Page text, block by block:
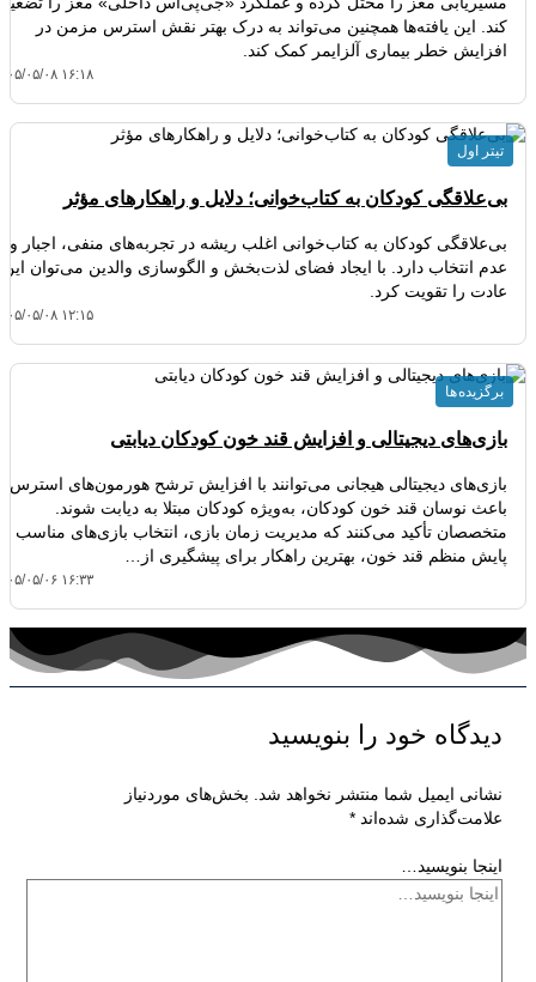
کند. این یافته‌ها همچنین می‌تواند به درک بهتر نقش استرس مزمن در
افزایش خطر بیماری آلزایمر کمک کند.
۱۴۰۵/۰۵/۰۸
بی‌علاقگی کودکان به کتاب‌خوانی؛ دلایل و راهکارهای مؤثر
بی‌علاقگی کودکان به کتاب‌خوانی اغلب ریشه در تجربه‌های منفی، اجبار و
عدم انتخاب دارد. با ایجاد فضای لذت‌بخش و الگوسازی والدین می‌توان این
عادت را تقویت کرد.
۱۴۰۵/۰۵/۰۸
تیتر اول
بازی‌های دیجیتالی و افزایش قند خون کودکان دیابتی
بازی‌های دیجیتالی هیجانی می‌توانند با افزایش ترشح هورمون‌های استرس،
باعث نوسان قند خون کودکان، به‌ویژه کودکان مبتلا به دیابت شوند.
متخصصان تأکید می‌کنند که مدیریت زمان بازی، انتخاب بازی‌های مناسب و
پایش منظم قند خون، بهترین راهکار برای پیشگیری از…
۱۴۰۵/۰۵/۰۶
برگزیده ها
دیدگاه‌ خود را بنویسید
نشانی ایمیل شما منتشر نخواهد شد.
بخش‌های موردنیاز
علامت‌گذاری شده‌اند *
اینجا بنویسید…